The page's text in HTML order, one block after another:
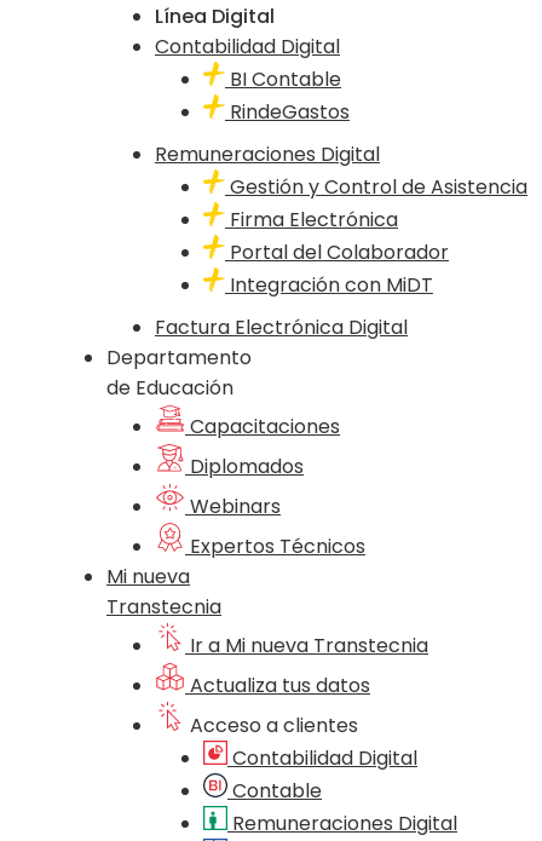
Línea Digital
Contabilidad Digital
BI Contable
RindeGastos
Remuneraciones Digital
Gestión y Control de Asistencia
Firma Electrónica
Portal del Colaborador
Integración con MiDT
Factura Electrónica Digital
Departamento
de Educación
Capacitaciones
Diplomados
Webinars
Expertos Técnicos
Mi nueva
Transtecnia
Ir a Mi nueva Transtecnia
Actualiza tus datos
Acceso a clientes
Contabilidad Digital
Contable
Remuneraciones Digital